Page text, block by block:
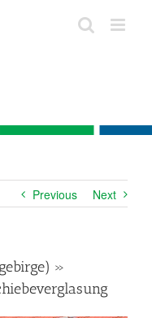
Previous Next
»